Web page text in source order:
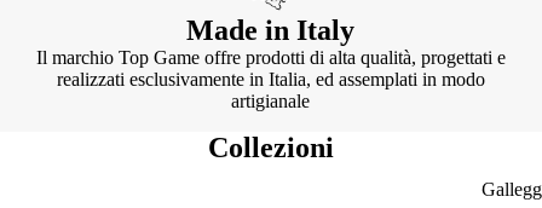
Made in Italy
Il marchio Top Game offre prodotti di alta qualità, progettati e
realizzati esclusivamente in Italia, ed assemplati in modo
artigianale
Collezioni